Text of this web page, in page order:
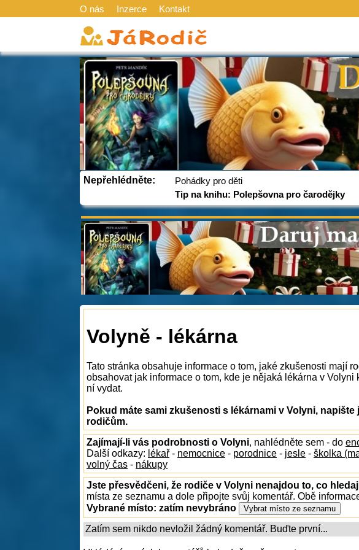
O nás Inzerce Kontakt
Nepřehlédněte:
Pohádky pro děti
Tip na knihu: Polepšovna pro čarodějky
Volyně - lékárna
Tato stránka obsahuje informace o tom, jaké zkušenosti mají
obsahovat jak informace o tom, kde je nějaká lékárna v
ní vydat.
Pokud máte sami zkušenosti s lékárnami v Volyni,
rodičům.
Zajímají-li vás podrobnosti o Volyni, nahlédněte sem - do
Další odkazy: lékař - nemocnice - porodnice - jesle - školka
volný čas - nákupy
Jste přesvědčeni, že rodiče v Volyni nenajdou to, co
místa ze seznamu a dole připojte svůj komentář. Obě
Vybrané místo: zatím nevybráno
Zatím sem nikdo nevložil žádný komentář. Buďte první...